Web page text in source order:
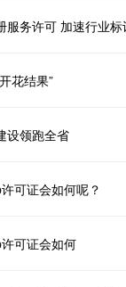
服务许可 加速行业
花结果”
设领跑全省
可证会如何呢？
可证会如何